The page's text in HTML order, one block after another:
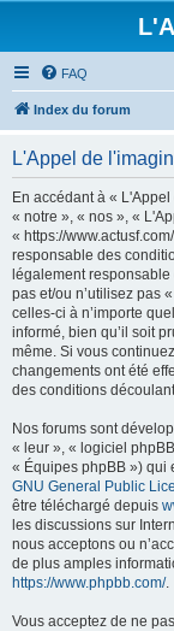
FAQ
Index du forum
L'Appel de
En accédant à «
« notre », « nos », «
« https://
responsable des
légalement
pas et/ou n’utilisez pas
celles-ci à n’importe
informé, bien qu’il soit
même. Si vous
changements ont été
des conditions
Nos forums sont
« leur », « logiciel
« Équipes phpBB ») qui
GNU General Public
être téléchargé depuis
les discussions sur
nous acceptons ou
de plus amples
https://www.phpbb.com/.
Vous acceptez de ne